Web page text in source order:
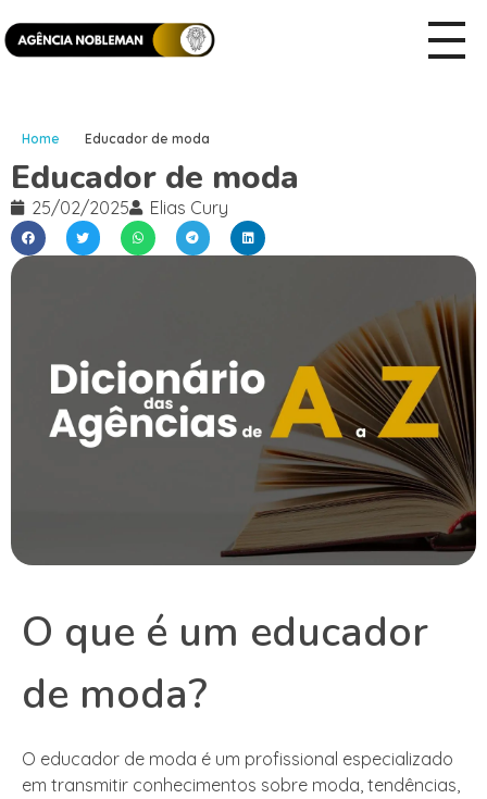
Home Educador de moda
Educador de moda
25/02/2025 Elias Cury
O que é um educador
de moda?
O educador de moda é um profissional especializado
em transmitir conhecimentos sobre moda, tendências,